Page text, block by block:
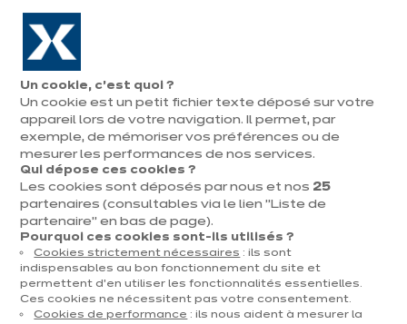
Aller à la navigation
Aller au contenu principal
Ouvrir
le
menu
magasins
Prendre
rendez-vous
Aucun résultat ne
correspond à votre
recherche
Un cookie, c’est quoi ?
Un cookie est un petit fichier texte déposé sur votre
appareil lors de votre navigation. Il permet, par
exemple, de mémoriser vos préférences ou de
mesurer les performances de nos services.
Qui dépose ces cookies ?
Les cookies sont déposés par nous et nos 25
partenaires (consultables via le lien "Liste de
partenaire" en bas de page).
Pourquoi ces cookies sont-ils utilisés ?
Cookies strictement nécessaires : ils sont
indispensables au bon fonctionnement du site et
permettent d’en utiliser les fonctionnalités essentielles.
Ces cookies ne nécessitent pas votre consentement.
Cookies de performance : ils nous aident à mesurer la